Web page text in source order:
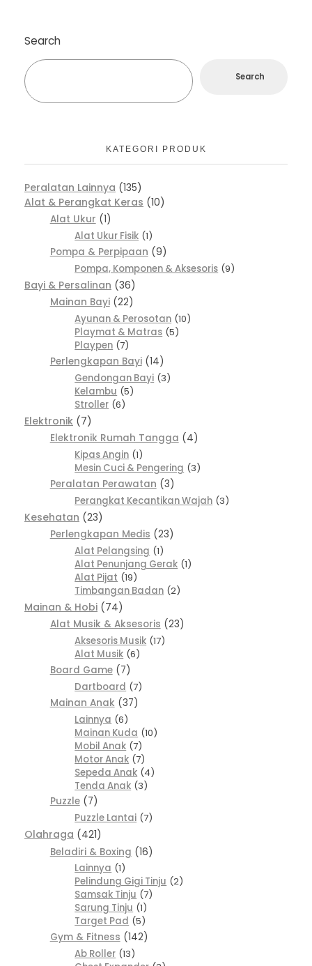
Search
Search
KATEGORI PRODUK
Peralatan Lainnya 135
Alat & Perangkat Keras 10
Alat Ukur
1
Alat Ukur Fisik 1
Pompa & Perpipaan
9
Pompa, Komponen & Aksesoris 9
Bayi & Persalinan 36
Mainan Bayi 22
Ayunan & Perosotan 10
Playmat & Matras 5
Playpen 7
Perlengkapan Bayi 14
Gendongan Bayi 3
Kelambu 5
Stroller 6
Elektronik 7
Elektronik Rumah Tangga
4
Kipas Angin 1
Mesin Cuci & Pengering 3
Peralatan Perawatan
3
Perangkat Kecantikan Wajah 3
Kesehatan 23
Perlengkapan Medis
23
Alat Pelangsing 1
Alat Penunjang Gerak 1
Alat Pijat 19
Timbangan Badan 2
Mainan & Hobi 74
Alat Musik & Aksesoris
23
Aksesoris Musik 17
Alat Musik 6
Board Game
7
Dartboard 7
Mainan Anak
37
Lainnya 6
Mainan Kuda 10
Mobil Anak 7
Motor Anak 7
Sepeda Anak 4
Tenda Anak 3
Puzzle
7
Puzzle Lantai 7
Olahraga 421
Beladiri & Boxing
16
Lainnya 1
Pelindung Gigi Tinju 2
Samsak Tinju 7
Sarung Tinju 1
Target Pad 5
Gym & Fitness
142
Ab Roller 13